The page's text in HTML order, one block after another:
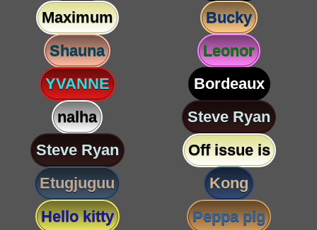
Maximum
Bucky
Shauna
Leonor
YVANNE
Bordeaux
nalha
Steve Ryan
Steve Ryan
Off issue is
Etugjuguu
Kong
Hello kitty
Peppa pig